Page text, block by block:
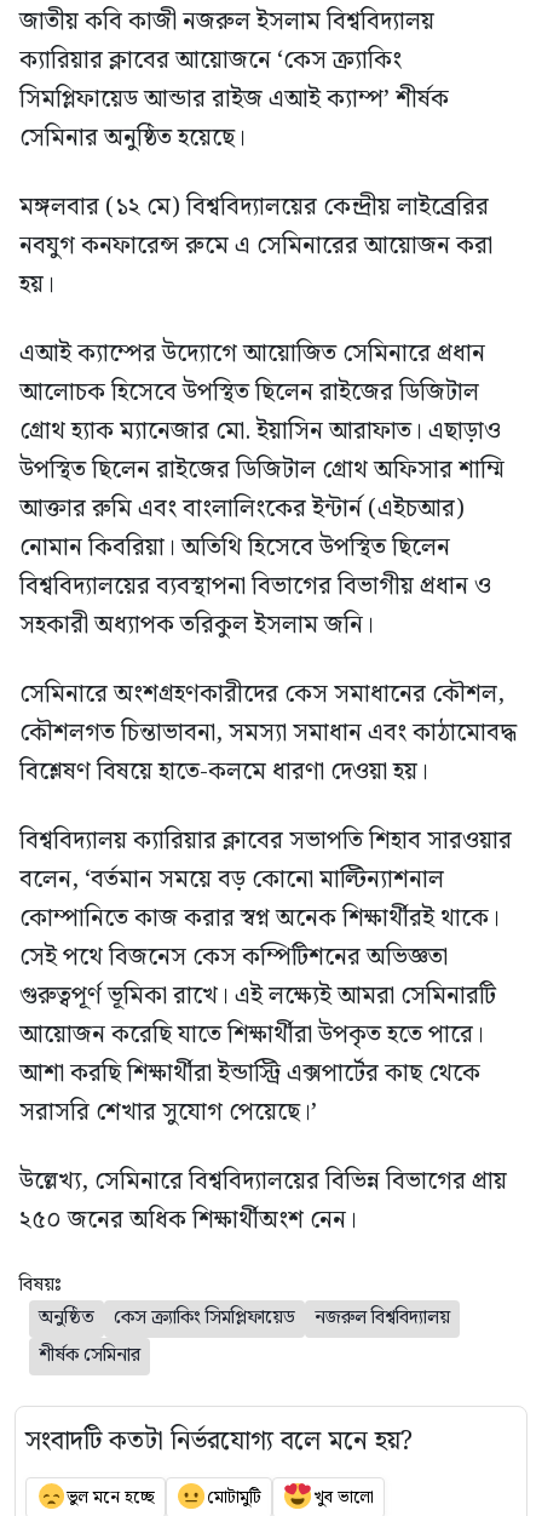
জাতীয় কবি কাজী নজরুল ইসলাম বিশ্ববিদ্যালয়
ক্যারিয়ার ক্লাবের আয়োজনে ‘কেস ক্র্যাকিং
সিমপ্লিফায়েড আন্ডার রাইজ এআই ক্যাম্প’ শীর্ষক
সেমিনার অনুষ্ঠিত হয়েছে।
মঙ্গলবার (১২ মে) বিশ্ববিদ্যালয়ের কেন্দ্রীয় লাইব্রেরির
নবযুগ কনফারেন্স রুমে এ সেমিনারের আয়োজন করা
হয়।
এআই ক্যাম্পের উদ্যোগে আয়োজিত সেমিনারে প্রধান
আলোচক হিসেবে উপস্থিত ছিলেন রাইজের ডিজিটাল
গ্রোথ হ্যাক ম্যানেজার মো. ইয়াসিন আরাফাত। এছাড়াও
উপস্থিত ছিলেন রাইজের ডিজিটাল গ্রোথ অফিসার শাম্মি
আক্তার রুমি এবং বাংলালিংকের ইন্টার্ন (এইচআর)
নোমান কিবরিয়া। অতিথি হিসেবে উপস্থিত ছিলেন
বিশ্ববিদ্যালয়ের ব্যবস্থাপনা বিভাগের বিভাগীয় প্রধান ও
সহকারী অধ্যাপক তরিকুল ইসলাম জনি।
সেমিনারে অংশগ্রহণকারীদের কেস সমাধানের কৌশল,
কৌশলগত চিন্তাভাবনা, সমস্যা সমাধান এবং কাঠামোবদ্ধ
বিশ্লেষণ বিষয়ে হাতে-কলমে ধারণা দেওয়া হয়।
বিশ্ববিদ্যালয় ক্যারিয়ার ক্লাবের সভাপতি শিহাব সারওয়ার
বলেন, ‘বর্তমান সময়ে বড় কোনো মাল্টিন্যাশনাল
কোম্পানিতে কাজ করার স্বপ্ন অনেক শিক্ষার্থীরই থাকে।
সেই পথে বিজনেস কেস কম্পিটিশনের অভিজ্ঞতা
গুরুত্বপূর্ণ ভূমিকা রাখে। এই লক্ষ্যেই আমরা সেমিনারটি
আয়োজন করেছি যাতে শিক্ষার্থীরা উপকৃত হতে পারে।
আশা করছি শিক্ষার্থীরা ইন্ডাস্ট্রি এক্সপার্টের কাছ থেকে
সরাসরি শেখার সুযোগ পেয়েছে।’
উল্লেখ্য, সেমিনারে বিশ্ববিদ্যালয়ের বিভিন্ন বিভাগের প্রায়
২৫০ জনের অধিক শিক্ষার্থীঅংশ নেন।
বিষয়ঃ
অনুষ্ঠিত
কেস ক্র্যাকিং সিমপ্লিফায়েড
নজরুল বিশ্ববিদ্যালয়
শীর্ষক সেমিনার
সংবাদটি কতটা নির্ভরযোগ্য বলে মনে হয়?
ভুল মনে হচ্ছে মোটামুটি খুব ভালো